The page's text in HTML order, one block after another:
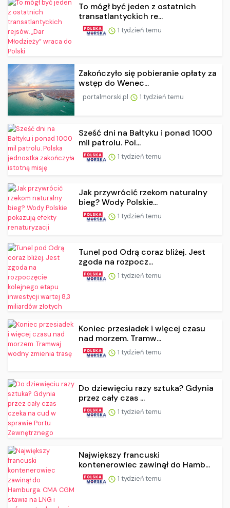
To mógł być jeden z ostatnich
transatlantyckich re...
1 tydzień temu
Zakończyło się pobieranie opłaty za
wstęp do Wenec...
portalmorski.pl 1 tydzień temu
Sześć dni na Bałtyku i ponad 1000
mil patrolu. Pol...
1 tydzień temu
Jak przywrócić rzekom naturalny
bieg? Wody Polskie...
1 tydzień temu
Tunel pod Odrą coraz bliżej. Jest
zgoda na rozpocz...
1 tydzień temu
Koniec przesiadek i więcej czasu
nad morzem. Tramw...
1 tydzień temu
Do dziewięciu razy sztuka? Gdynia
przez cały czas ...
1 tydzień temu
Największy francuski
kontenerowiec zawinął do Hamb...
1 tydzień temu